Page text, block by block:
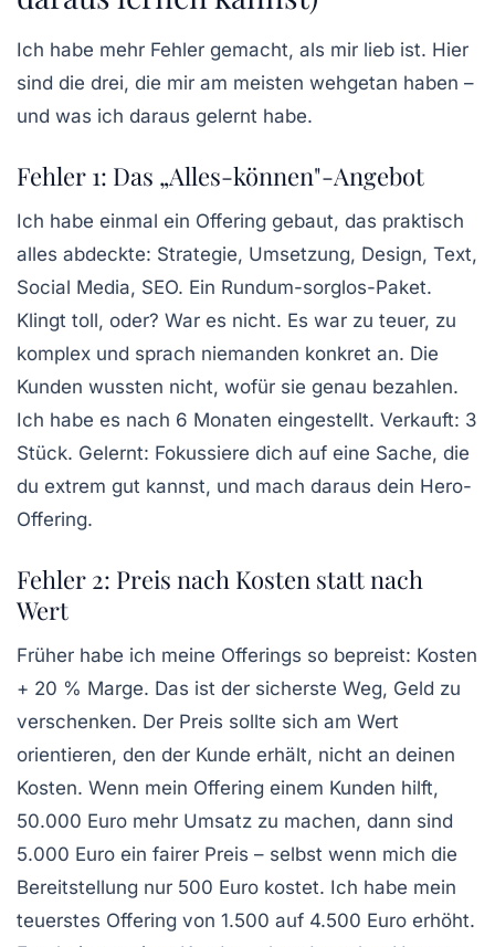
Ich habe mehr Fehler gemacht, als mir lieb ist. Hier
sind die drei, die mir am meisten wehgetan haben –
und was ich daraus gelernt habe.
Fehler 1: Das „Alles-können"-Angebot
Ich habe einmal ein Offering gebaut, das praktisch
alles abdeckte: Strategie, Umsetzung, Design, Text,
Social Media, SEO. Ein Rundum-sorglos-Paket.
Klingt toll, oder? War es nicht. Es war zu teuer, zu
komplex und sprach niemanden konkret an. Die
Kunden wussten nicht, wofür sie genau bezahlen.
Ich habe es nach 6 Monaten eingestellt. Verkauft: 3
Stück. Gelernt: Fokussiere dich auf eine Sache, die
du extrem gut kannst, und mach daraus dein Hero-
Offering.
Fehler 2: Preis nach Kosten statt nach
Wert
Früher habe ich meine Offerings so bepreist: Kosten
+ 20 % Marge. Das ist der sicherste Weg, Geld zu
verschenken. Der Preis sollte sich am Wert
orientieren, den der Kunde erhält, nicht an deinen
Kosten. Wenn mein Offering einem Kunden hilft,
50.000 Euro mehr Umsatz zu machen, dann sind
5.000 Euro ein fairer Preis – selbst wenn mich die
Bereitstellung nur 500 Euro kostet. Ich habe mein
teuerstes Offering von 1.500 auf 4.500 Euro erhöht.